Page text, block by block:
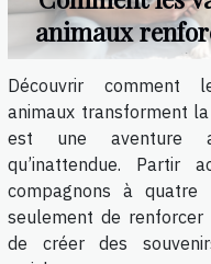
animaux
Découvrir comment
animaux transforment
est une aventure
qu’inattendue. Partir
compagnons à
seulement de renforcer
de créer des